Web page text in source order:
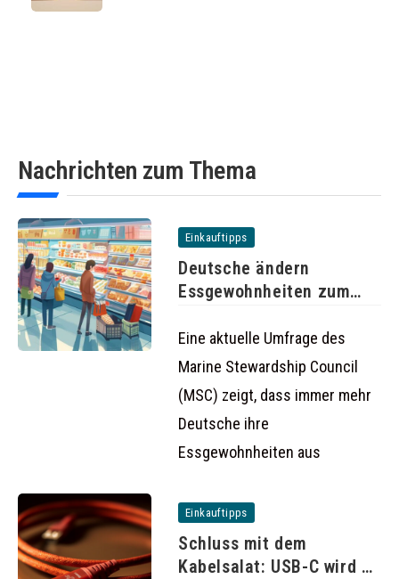
Nachrichten zum Thema
Einkauftipps
Deutsche ändern
Essgewohnheiten zum
Eine aktuelle Umfrage des
Marine Stewardship Council
(MSC) zeigt, dass immer mehr
Deutsche ihre
Essgewohnheiten aus
Einkauftipps
Schluss mit dem
Kabelsalat: USB-C wird ab